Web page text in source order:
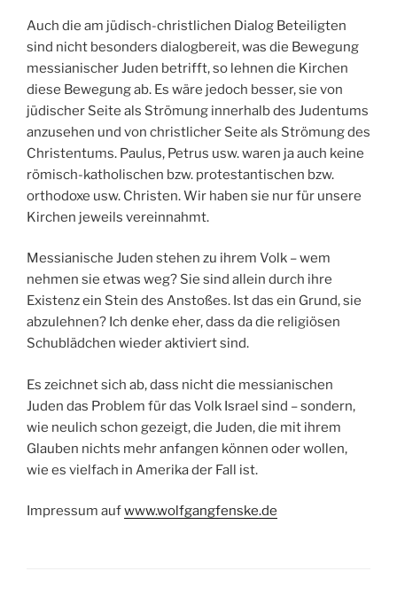
Auch die am jüdisch-christlichen Dialog Beteiligten
sind nicht besonders dialogbereit, was die Bewegung
messianischer Juden betrifft, so lehnen die Kirchen
diese Bewegung ab. Es wäre jedoch besser, sie von
jüdischer Seite als Strömung innerhalb des Judentums
anzusehen und von christlicher Seite als Strömung des
Christentums. Paulus, Petrus usw. waren ja auch keine
römisch-katholischen bzw. protestantischen bzw.
orthodoxe usw. Christen. Wir haben sie nur für unsere
Kirchen jeweils vereinnahmt.
Messianische Juden stehen zu ihrem Volk – wem
nehmen sie etwas weg? Sie sind allein durch ihre
Existenz ein Stein des Anstoßes. Ist das ein Grund, sie
abzulehnen? Ich denke eher, dass da die religiösen
Schublädchen wieder aktiviert sind.
Es zeichnet sich ab, dass nicht die messianischen
Juden das Problem für das Volk Israel sind – sondern,
wie neulich schon gezeigt, die Juden, die mit ihrem
Glauben nichts mehr anfangen können oder wollen,
wie es vielfach in Amerika der Fall ist.
Impressum aufwww.wolfgangfenske.de